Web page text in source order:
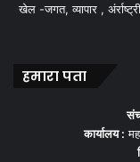
खेल -जगत, व्यापार ,
हमारा पता
कार्यालय :